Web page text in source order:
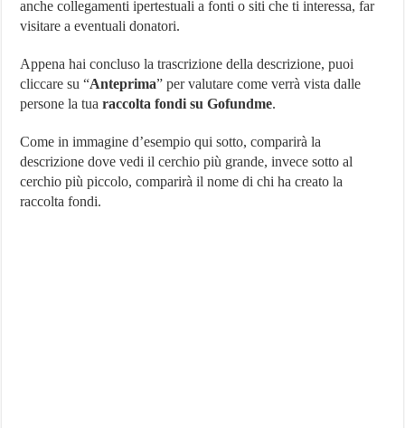
anche collegamenti ipertestuali a fonti o siti che ti interessa, far
visitare a eventuali donatori.
Appena hai concluso la trascrizione della descrizione, puoi
cliccare su “Anteprima” per valutare come verrà vista dalle
persone la tuaraccolta fondi su Gofundme.
Come in immagine d’esempio qui sotto, comparirà la
descrizione dove vedi il cerchio più grande, invece sotto al
cerchio più piccolo, comparirà il nome di chi ha creato la
raccolta fondi.